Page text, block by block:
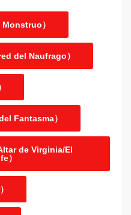
）
del Naufrago）
Fantasma）
de Virginia/El
）